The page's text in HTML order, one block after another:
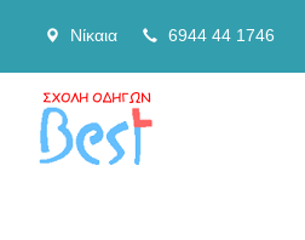
Νίκαια 6944 44 1746